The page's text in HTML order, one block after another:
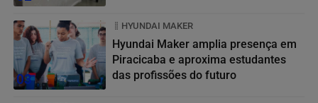
03
HYUNDAI MAKER
Hyundai Maker amplia presença em
Piracicaba e aproxima estudantes
das profissões do futuro